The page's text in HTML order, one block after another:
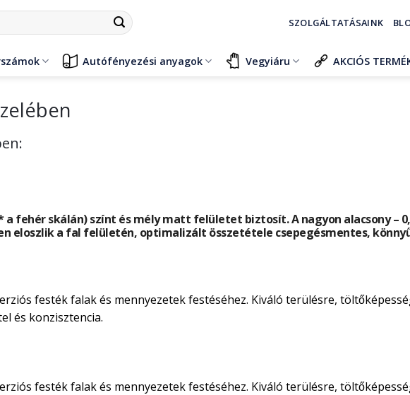
SZOLGÁLTATÁSAINK
Autófényezési anyagok Vegyiáru AKCIÓS
fehér skálán) színt és mély matt felületet biztosít. A nagyon alacsony –
eloszlik a fal felületén, optimalizált összetétele csepegésmentes,
festék falak és mennyezetek festéséhez. Kiváló terülésre,
és konzisztencia.
festék falak és mennyezetek festéséhez. Kiváló terülésre,